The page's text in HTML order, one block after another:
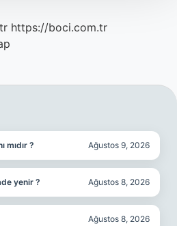
https://boci.com.tr
mıdır ? Ağustos 9, 2026
yenir ? Ağustos 8, 2026
Ağustos 8, 2026